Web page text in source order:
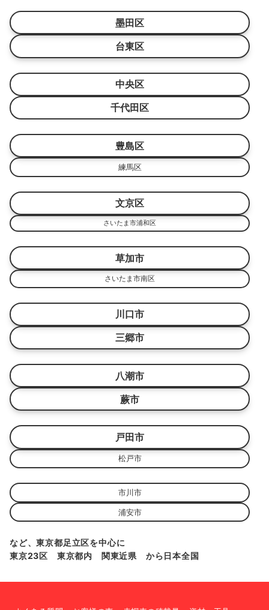
墨田区
台東区
中央区
千代田区
豊島区
練馬区
文京区
さいたま市浦和区
草加市
さいたま市南区
川口市
三郷市
八潮市
蕨市
戸田市
松戸市
市川市
浦安市
など、東京都足立区を中心に
東京23区 東京都内 関東近県 から日本全国